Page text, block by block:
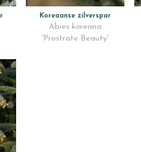
Koreaanse zilverspar
Abies koreana
'Prostrate Beauty'